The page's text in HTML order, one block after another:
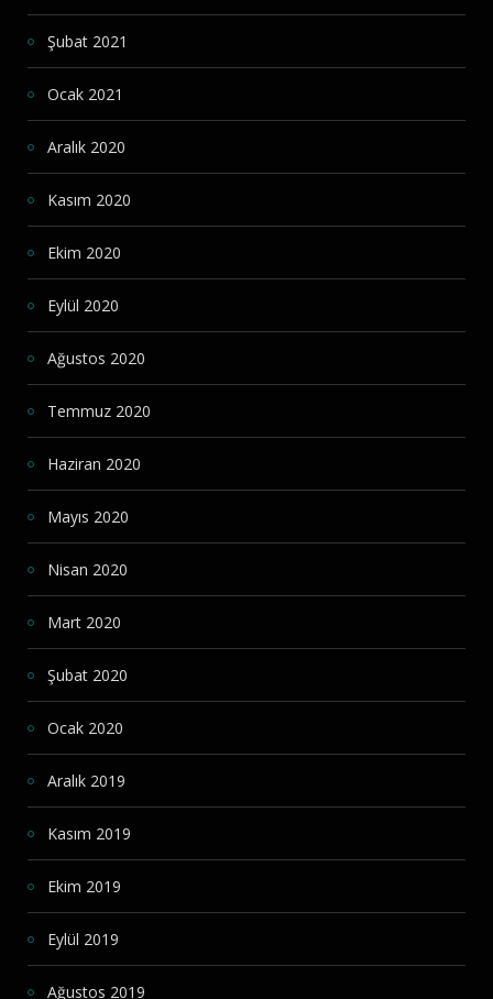
Şubat 2021
Ocak 2021
Aralık 2020
Kasım 2020
Ekim 2020
Eylül 2020
Ağustos 2020
Temmuz 2020
Haziran 2020
Mayıs 2020
Nisan 2020
Mart 2020
Şubat 2020
Ocak 2020
Aralık 2019
Kasım 2019
Ekim 2019
Eylül 2019
Ağustos 2019